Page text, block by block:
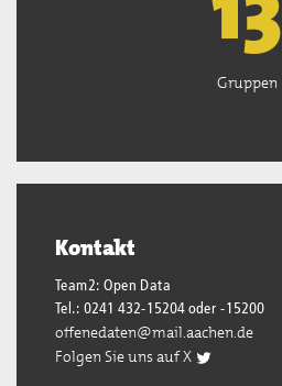
Gruppen
Kontakt
Team2: Open Data
Tel.: 0241 432-15204 oder -15200
offenedaten@mail.aachen.de
Folgen Sie uns auf X